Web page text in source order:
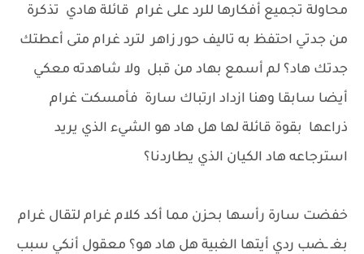
محاولة تجميع أفكارها للرد على غرام قائلة هادي تذكرة
من جدتي احتفظ به تاليف حور زاهر لترد غرام متى أعطتك
جدتك هاد؟ لم أسمع بهاد من قبل ولا شاهدته معكي
أيضا سابقا وهنا ازداد ارتباك سارة فأمسكت غرام
ذراعها بقوة قائلة لها هل هاد هو الشيء الذي يريد
استرجاعه هاد الكيان الذي يطاردنا؟
خفضت سارة رأسها بحزن مما أكد كلام غرام لتقال غرام
بغـ ـضب ردي أيتها الغبية هل هاد هو؟ معقول أنكي سبب